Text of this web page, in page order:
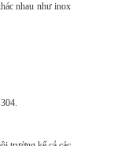
nhau như inox